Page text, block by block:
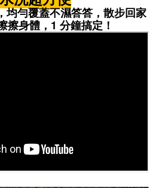
均勻覆蓋不濕答答，散步回家
擦身體，1 分鐘搞定！